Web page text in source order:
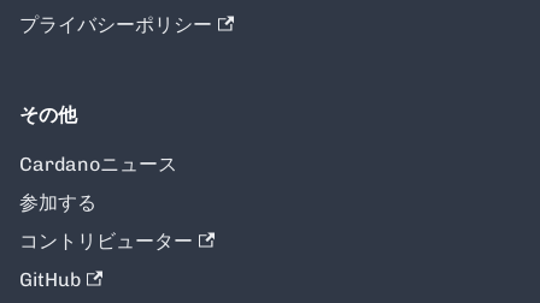
プライバシーポリシー
その他
Cardanoニュース
参加する
コントリビューター
GitHub